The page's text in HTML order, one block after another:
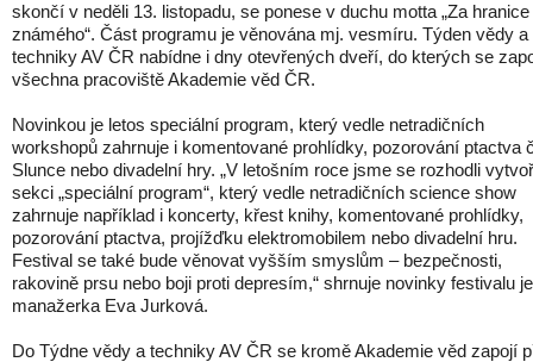
skončí v neděli 13. listopadu, se ponese v duchu motta „Za hranice
známého“. Část programu je věnována mj. vesmíru. Týden vědy a
techniky AV ČR nabídne i dny otevřených dveří, do kterých se
všechna pracoviště Akademie věd ČR.
Novinkou je letos speciální program, který vedle netradičních
workshopů zahrnuje i komentované prohlídky, pozorování ptactva
Slunce nebo divadelní hry. „V letošním roce jsme se rozhodli
sekci „speciální program“, který vedle netradičních science show
zahrnuje například i koncerty, křest knihy, komentované prohlídky,
pozorování ptactva, projížďku elektromobilem nebo divadelní hru.
Festival se také bude věnovat vyšším smyslům – bezpečnosti,
rakovině prsu nebo boji proti depresím,“ shrnuje novinky festivalu
manažerka Eva Jurková.
Do Týdne vědy a techniky AV ČR se kromě Akademie věd zapojí